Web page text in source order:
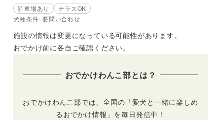
駐車場あり
テラスOK
犬種条件: 要問い合わせ
施設の情報は変更になっている可能性があります。
おでかけ前に各自ご確認ください。
おでかけわんこ部とは？
おでかけわんこ部では、全国の「愛犬と一緒に楽しめ
るおでかけ情報」を毎日発信中！